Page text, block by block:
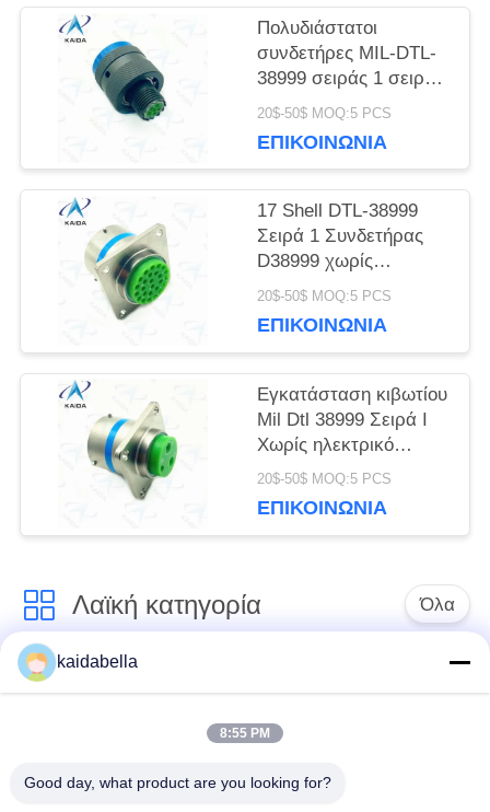
ΜΥΣΤΙΚΌΤΗΤΑΣ
Πολυδιάστατοι
συνδετήρες MIL-DTL-
38999 σειράς 1 σειράς
D38999 κάδμιο 6
20$-50$ MOQ:5 PCS
ΕΠΙΚΟΙΝΩΝΊΑ
17 Shell DTL-38999
Σειρά 1 Συνδετήρας
D38999 χωρίς
ηλεκτρική νικελική
20$-50$ MOQ:5 PCS
ΕΠΙΚΟΙΝΩΝΊΑ
Εγκατάσταση κιβωτίου
Mil Dtl 38999 Σειρά I
Χωρίς ηλεκτρικό
νικέλιο Shell Mil Dtl
20$-50$ MOQ:5 PCS
ΕΠΙΚΟΙΝΩΝΊΑ
Λαϊκή κατηγορία Όλα
Η σειρά MIL-DTL-
Σειρά MIL-DTL-26482
Στρογγυλός
kaidabella
8:55 PM
Good day, what product are you looking for?